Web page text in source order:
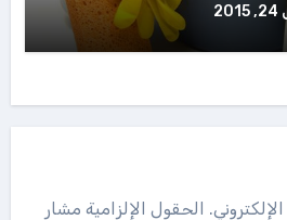
الحقول الإلزامية مشار